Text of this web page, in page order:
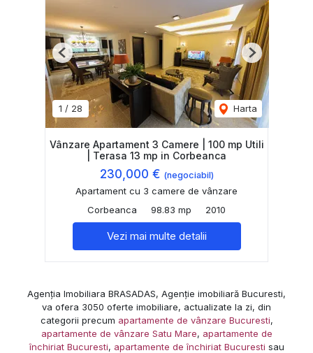
1 / 28 Harta
Previous Next
Vânzare Apartament 3 Camere | 100 mp Utili
| Terasa 13 mp in Corbeanca
230,000 € (negociabil)
Apartament cu 3 camere de vânzare
Corbeanca
98.83 mp 2010
Vezi mai multe detalii
Agenția Imobiliara BRASADAS, Agenție imobiliară Bucuresti,
va ofera 3050 oferte imobiliare, actualizate la zi, din
categorii precum apartamente de vânzare Bucuresti,
apartamente de vânzare Satu Mare, apartamente de
închiriat Bucuresti, apartamente de închiriat Bucuresti sau